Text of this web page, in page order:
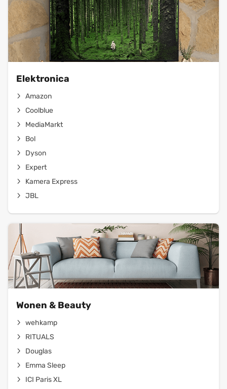
Elektronica
Amazon
Coolblue
MediaMarkt
Bol
Dyson
Expert
Kamera Express
JBL
Wonen & Beauty
wehkamp
RITUALS
Douglas
Emma Sleep
ICI Paris XL